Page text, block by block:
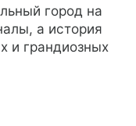
город на
а история
и грандиозных